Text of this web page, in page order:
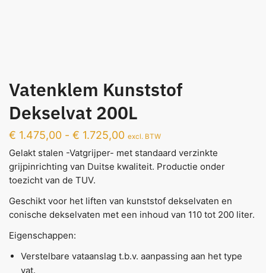
Vatenklem Kunststof
Dekselvat 200L
€ 1.475,00 - € 1.725,00 excl. BTW
Gelakt stalen -Vatgrijper- met standaard verzinkte
grijpinrichting van Duitse kwaliteit. Productie onder
toezicht van de TUV.
Geschikt voor het liften van kunststof dekselvaten en
conische dekselvaten met een inhoud van 110 tot 200 liter.
Eigenschappen:
Verstelbare vataanslag t.b.v. aanpassing aan het type
vat.